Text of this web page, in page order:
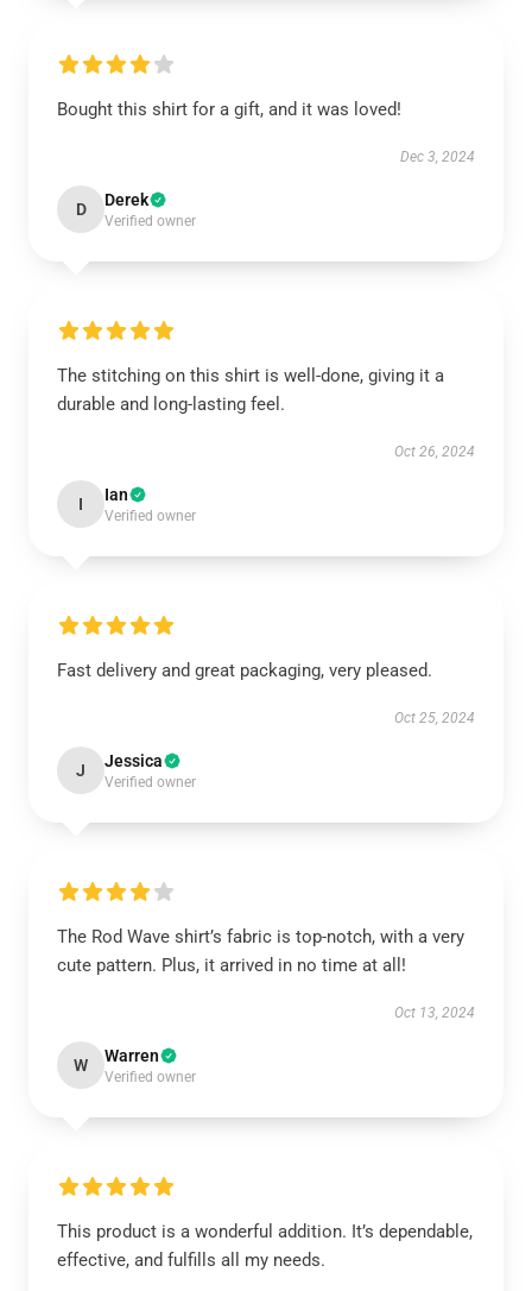
Bought this shirt for a gift, and it was loved!
Dec 3, 2024
D Derek
Verified owner
The stitching on this shirt is well-done, giving it a
durable and long-lasting feel.
Oct 26, 2024
I Ian
Verified owner
Fast delivery and great packaging, very pleased.
Oct 25, 2024
J Jessica
Verified owner
The Rod Wave shirt’s fabric is top-notch, with a very
cute pattern. Plus, it arrived in no time at all!
Oct 13, 2024
W Warren
Verified owner
This product is a wonderful addition. It’s dependable,
effective, and fulfills all my needs.